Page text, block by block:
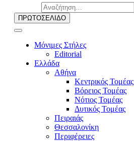
Αναζήτηση
για:
ΠΡΩΤΟΣΕΛΙΔΟ
Μόνιμες Στήλες
Editorial
Ελλάδα
Αθήνα
Κεντρικός Τομέας
Βόρειος Τομέας
Νότιος Τομέας
Δυτικός Τομέας
Πειραιάς
Θεσσαλονίκη
Περιφέρειες